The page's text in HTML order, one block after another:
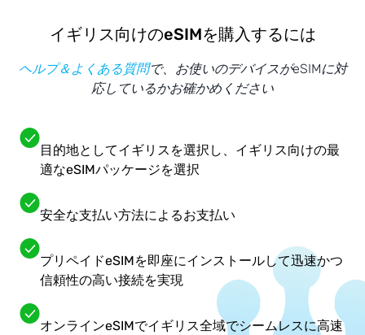
イギリス向けのeSIMを購入するには
ヘルプ＆よくある質問で、お使いのデバイスがeSIMに対
応しているかお確かめください
目的地としてイギリスを選択し、イギリス向けの最
適なeSIMパッケージを選択
安全な支払い方法によるお支払い
プリペイドeSIMを即座にインストールして迅速かつ
信頼性の高い接続を実現
オンラインeSIMでイギリス全域でシームレスに高速